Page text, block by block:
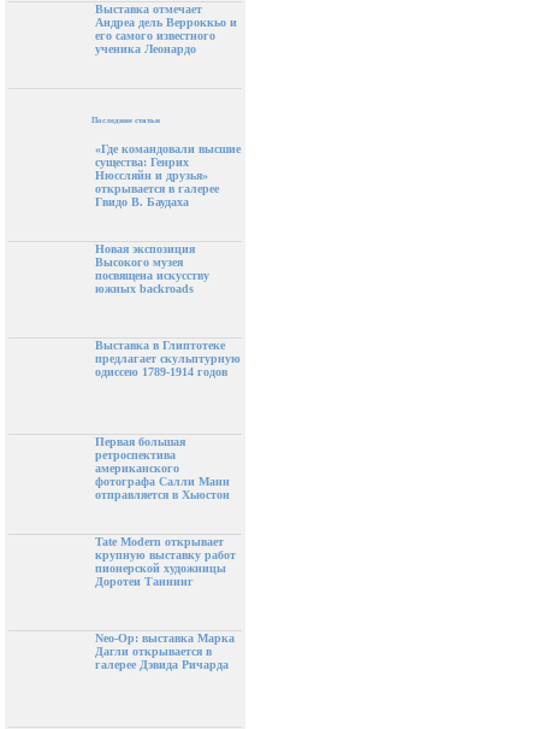
Выставка отмечает
Андреа дель Верроккьо и
его самого известного
ученика Леонардо
Последние статьи
«Где командовали высшие
существа: Генрих
Нюссляйн и друзья»
открывается в галерее
Гвидо В. Баудаха
Новая экспозиция
Высокого музея
посвящена искусству
южных backroads
Выставка в Глиптотеке
предлагает скульптурную
одиссею 1789-1914 годов
Первая большая
ретроспектива
американского
фотографа Салли Манн
отправляется в Хьюстон
Tate Modern открывает
крупную выставку работ
пионерской художницы
Доротеи Таннинг
Neo-Op: выставка Марка
Дагли открывается в
галерее Дэвида Ричарда